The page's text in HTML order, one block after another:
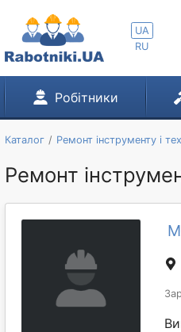
UA
RU
Робітники
Каталог Ремонт інструменту і
Ремонт